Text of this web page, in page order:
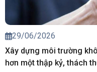
29/06/2026
Xây dựng môi trường
hơn một thập kỷ, thách